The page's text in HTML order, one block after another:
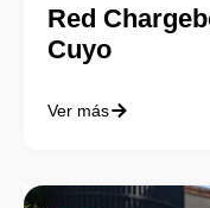
Red
Cuyo
Ver más